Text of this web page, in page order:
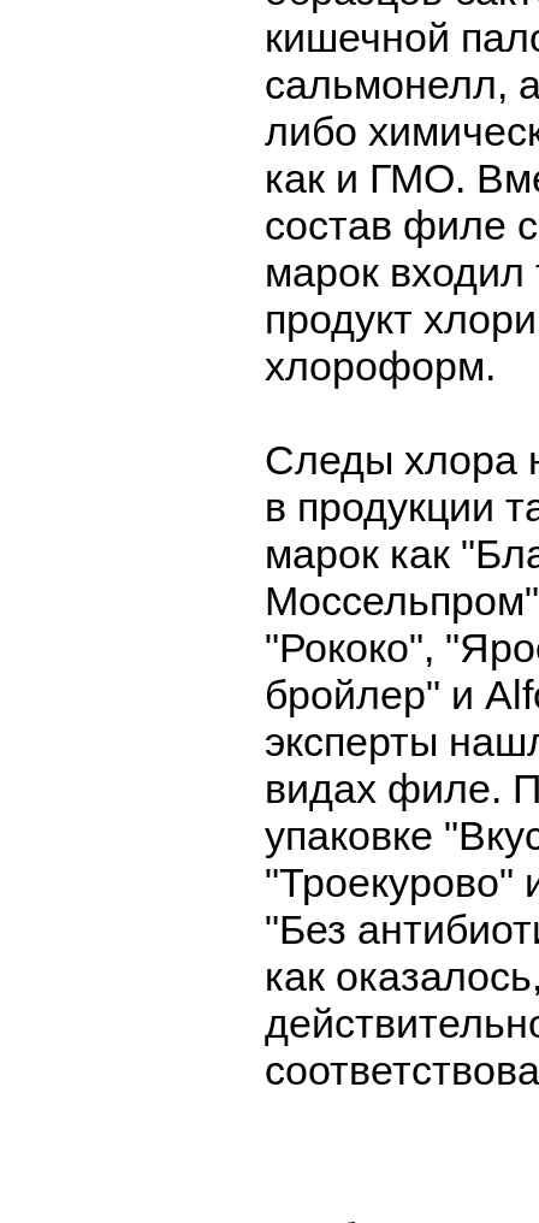
кишечной
сальмонелл,
либо
как и ГМО.
состав филе
марок входил
продукт
хлороформ.
Следы хлора
в продукции
марок как
"Рококо",
бройлер" и
эксперты
видах филе.
упаковке
"Троекурово"
"Без
как